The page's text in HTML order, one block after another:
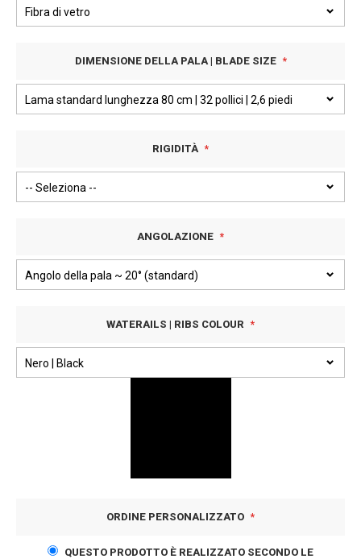
DIMENSIONE DELLA PALA | BLADE SIZE
RIGIDITÀ
ANGOLAZIONE
WATERAILS | RIBS COLOUR
ORDINE PERSONALIZZATO
QUESTO PRODOTTO È REALIZZATO SECONDO LE